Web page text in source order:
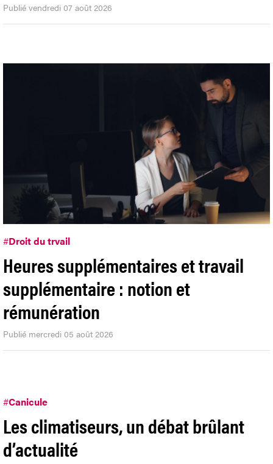
Publié vendredi 07 août 2026
#Droit du trvail
Heures supplémentaires et travail
supplémentaire : notion et
rémunération
Publié mercredi 05 août 2026
#Canicule
Les climatiseurs, un débat brûlant
d’actualité